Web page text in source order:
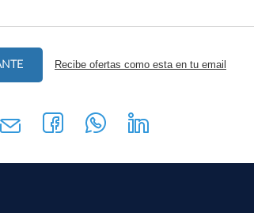
Recibe ofertas como esta en tu email